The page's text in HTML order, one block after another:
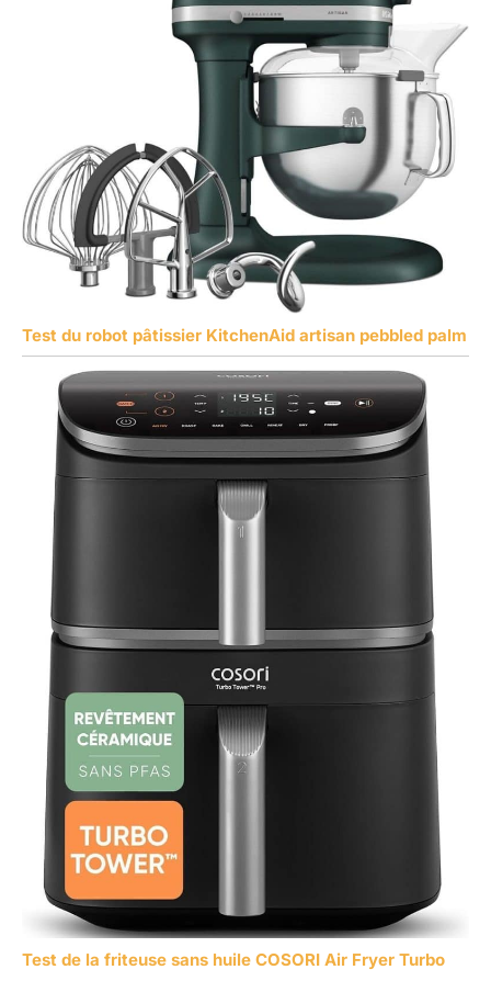
Test du robot pâtissier KitchenAid artisan pebbled palm
Test de la friteuse sans huile COSORI Air Fryer Turbo